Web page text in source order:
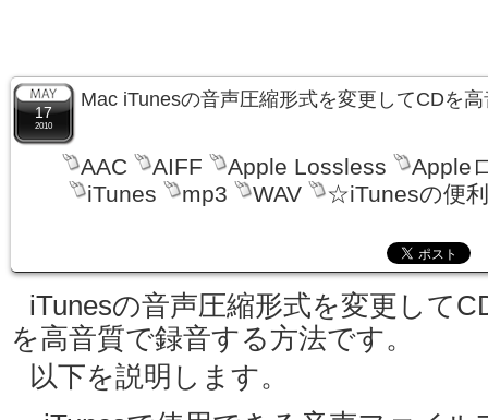
17
2010
Mac iTunesの音声圧縮形式を変更してCDを
AAC AIFF Apple Lossless
Apple
iTunes
mp3 WAV ☆iTunesの便
iTunesの音声圧縮形式を変更して
を高音質で録音する方法です。
以下を説明します。